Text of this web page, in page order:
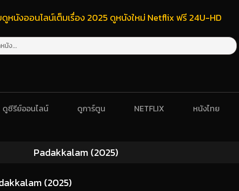
ดูหนังออนไลน์เต็มเรื่อง 2025 ดูหนังใหม่ Netflix ฟรี 24U-HD
ดูซีรีย์ออนไลน์ ดูการ์ตูน NETFLIX หนังไทย
Padakkalam (2025)
(2025)